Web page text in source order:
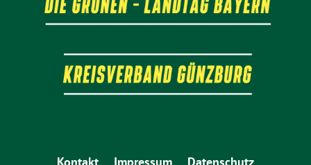
Kontakt Impressum Datenschutz